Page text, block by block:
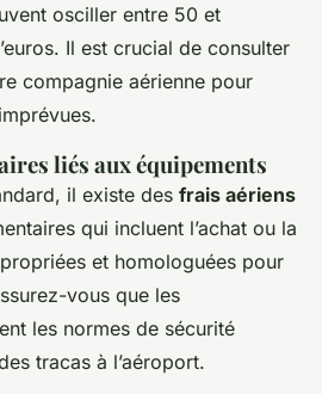
osciller entre 50 et
Il est crucial de consulter
compagnie aérienne pour
liés aux équipements
il existe des frais aériens
qui incluent l’achat ou la
et homologuées pour
vous que les
les normes de sécurité
tracas à l’aéroport.